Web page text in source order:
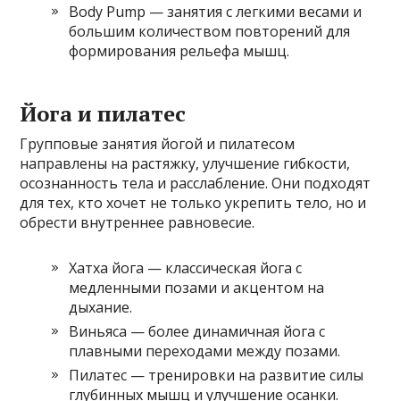
Body Pump — занятия с легкими весами и
большим количеством повторений для
формирования рельефа мышц.
Йога и пилатес
Групповые занятия йогой и пилатесом
направлены на растяжку, улучшение гибкости,
осознанность тела и расслабление. Они подходят
для тех, кто хочет не только укрепить тело, но и
обрести внутреннее равновесие.
Хатха йога — классическая йога с
медленными позами и акцентом на
дыхание.
Виньяса — более динамичная йога с
плавными переходами между позами.
Пилатес — тренировки на развитие силы
глубинных мышц и улучшение осанки.